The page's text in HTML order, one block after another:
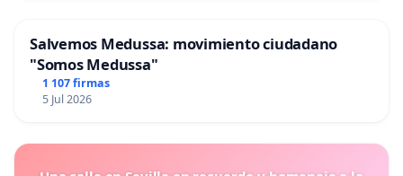
Salvemos Medussa: movimiento ciudadano
"Somos Medussa"
1 107 firmas
5 Jul 2026